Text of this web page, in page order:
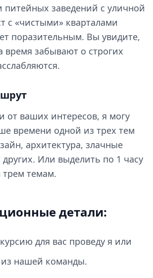
питейных заведений с уличной
с «чистыми» кварталами
поразительным. Вы увидите,
время забывают о строгих
от ваших интересов, я могу
времени одной из трех тем
архитектура, злачные
других. Или выделить по 1 часу
темам.
детали:
для вас проведу я или
из нашей команды.